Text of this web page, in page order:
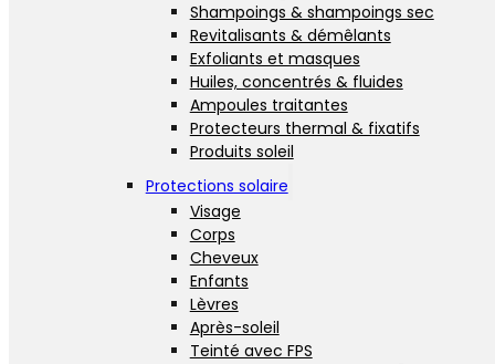
Shampoings & shampoings sec
Revitalisants & démêlants
Exfoliants et masques
Huiles, concentrés & fluides
Ampoules traitantes
Protecteurs thermal & fixatifs
Produits soleil
Protections solaire
Visage
Corps
Cheveux
Enfants
Lèvres
Après-soleil
Teinté avec FPS